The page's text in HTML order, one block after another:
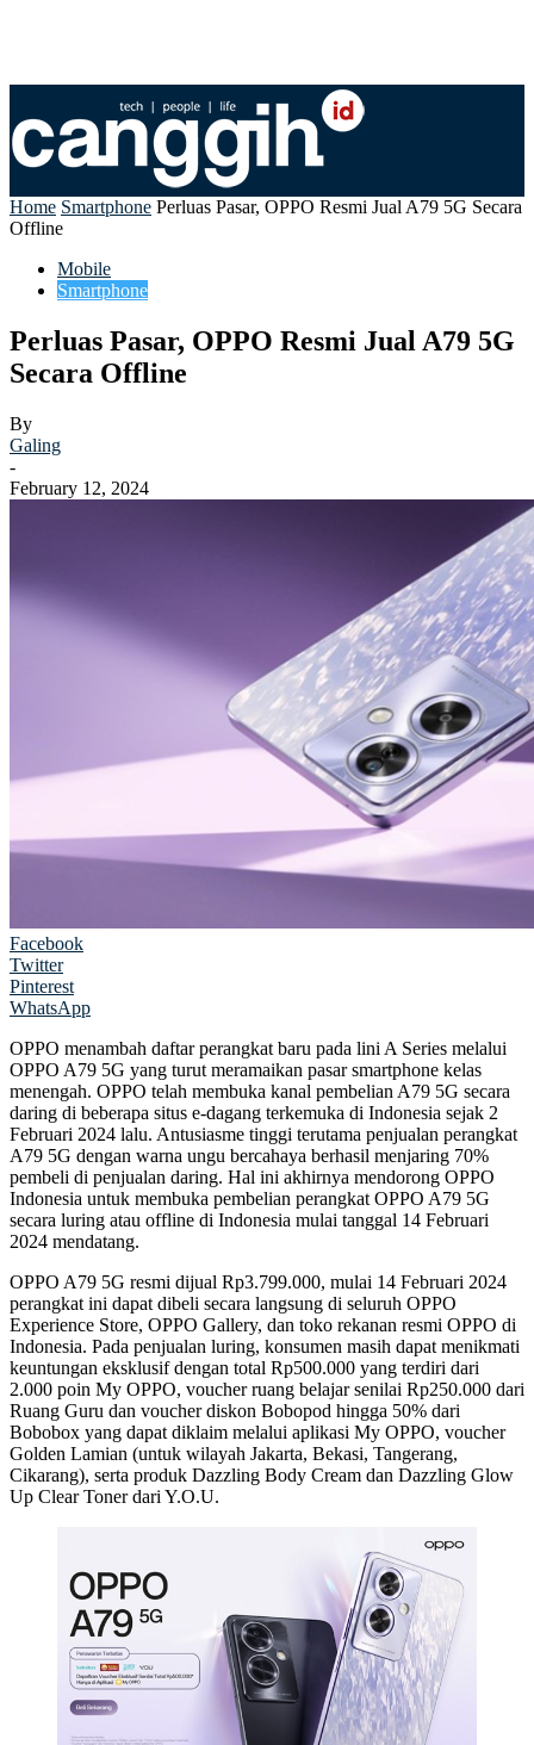
Home Smartphone Perluas Pasar, OPPO Resmi Jual A79 5G Secara
Offline
Mobile
Smartphone
Perluas Pasar, OPPO Resmi Jual A79 5G
Secara Offline
By
Galing
-
February 12, 2024
Facebook
Twitter
Pinterest
WhatsApp
OPPO menambah daftar perangkat baru pada lini A Series melalui
OPPO A79 5G yang turut meramaikan pasar smartphone kelas
menengah. OPPO telah membuka kanal pembelian A79 5G secara
daring di beberapa situs e-dagang terkemuka di Indonesia sejak 2
Februari 2024 lalu. Antusiasme tinggi terutama penjualan perangkat
A79 5G dengan warna ungu bercahaya berhasil menjaring 70%
pembeli di penjualan daring. Hal ini akhirnya mendorong OPPO
Indonesia untuk membuka pembelian perangkat OPPO A79 5G
secara luring atau offline di Indonesia mulai tanggal 14 Februari
2024 mendatang.
OPPO A79 5G resmi dijual Rp3.799.000, mulai 14 Februari 2024
perangkat ini dapat dibeli secara langsung di seluruh OPPO
Experience Store, OPPO Gallery, dan toko rekanan resmi OPPO di
Indonesia. Pada penjualan luring, konsumen masih dapat menikmati
keuntungan eksklusif dengan total Rp500.000 yang terdiri dari
2.000 poin My OPPO, voucher ruang belajar senilai Rp250.000 dari
Ruang Guru dan voucher diskon Bobopod hingga 50% dari
Bobobox yang dapat diklaim melalui aplikasi My OPPO, voucher
Golden Lamian (untuk wilayah Jakarta, Bekasi, Tangerang,
Cikarang), serta produk Dazzling Body Cream dan Dazzling Glow
Up Clear Toner dari Y.O.U.